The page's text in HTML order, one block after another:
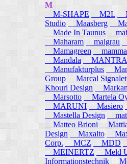
M
M-SHAPE
M2L
Studio
Maasberg
Made In Taunus
Maharam
maigrau
Mamagreen
Mandala
MANTRA
Manufakturplus
Group
Marcal
Khouri Design
Marsotto
Martela
MARUNI
Masiero
Mastella Design
Matteo Brioni
Design
Maxalto
Corp.
MCZ MDD
MEINERTZ
Meld
Informationstechnik